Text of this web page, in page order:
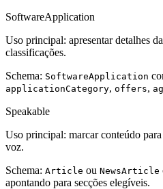
SoftwareApplication
Uso principal: apresentar detalhes
classificações.
Schema: SoftwareApplication
applicationCategory, offers,
Speakable
Uso principal: marcar conteúdo
voz.
Schema: Article ou NewsArticle
apontando para secções elegíveis.